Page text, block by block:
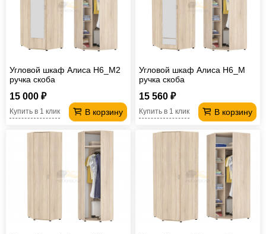
Угловой шкаф Алиса H6_M2
ручка скоба
15 000 ₽
В корзину
Купить в 1 клик
Угловой шкаф Алиса H6_M
ручка скоба
15 560 ₽
В корзину
Купить в 1 клик